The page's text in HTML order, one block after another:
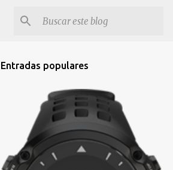
Entradas populares